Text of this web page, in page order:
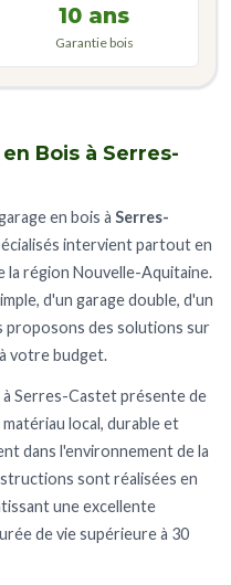
Bois à Serres-
en bois à Serres-
intervient partout en
région Nouvelle-Aquitaine.
d'un garage double, d'un
proposons des solutions sur
votre budget.
Serres-Castet présente de
local, durable et
dans l'environnement de la
sont réalisées en
une excellente
de vie supérieure à 30
10 ans
Garantie bois